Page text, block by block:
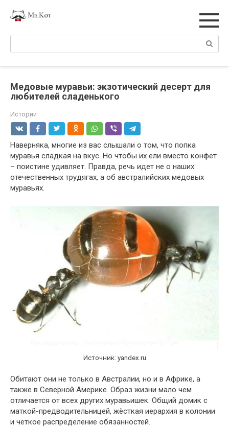
Поиск:
Медовые муравьи: экзотический десерт для
любителей сладенького
Истории
Наверняка, многие из вас слышали о том, что попка
муравья сладкая на вкус. Но чтобы их ели вместо конфет
– поистине удивляет. Правда, речь идет не о наших
отечественных трудягах, а об австралийских медовых
муравьях.
Источник: yandex.ru
Обитают они не только в Австралии, но и в Африке, а
также в Северной Америке. Образ жизни мало чем
отличается от всех других муравьишек. Общий домик с
маткой-предводительницей, жёсткая иерархия в колонии
и четкое распределение обязанностей.